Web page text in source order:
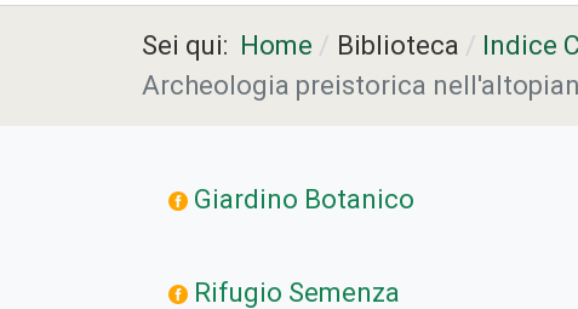
Sei qui: Home Biblioteca Indice
Archeologia preistorica
Giardino Botanico
Rifugio Semenza